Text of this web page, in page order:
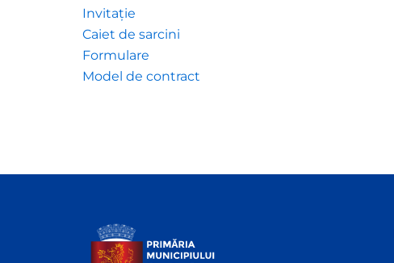
Invitație
Caiet de sarcini
Formulare
Model de contract